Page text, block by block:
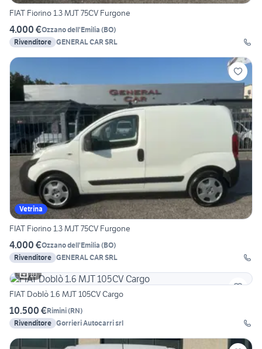
FIAT Fiorino 1.3 MJT 75CV Furgone
4.000 €Ozzano dell'Emilia (BO)
Rivenditore GENERAL CAR SRL
Vetrina
FIAT Fiorino 1.3 MJT 75CV Furgone
4.000 €Ozzano dell'Emilia (BO)
Rivenditore GENERAL CAR SRL
10
FIAT Doblò 1.6 MJT 105CV Cargo
10.500 €Rimini(RN)
Rivenditore Gorrieri Autocarri srl